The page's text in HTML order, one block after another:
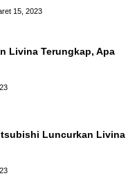
15, 2023
Livina Terungkap, Apa
Luncurkan Livina